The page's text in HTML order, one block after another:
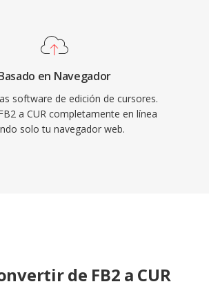
en Navegador
software de edición de cursores.
a CUR completamente en línea
solo tu navegador web.
de FB2 a CUR